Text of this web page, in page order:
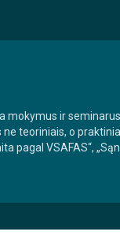
mokymus ir
teoriniais, o
pagal VSAFAS“,